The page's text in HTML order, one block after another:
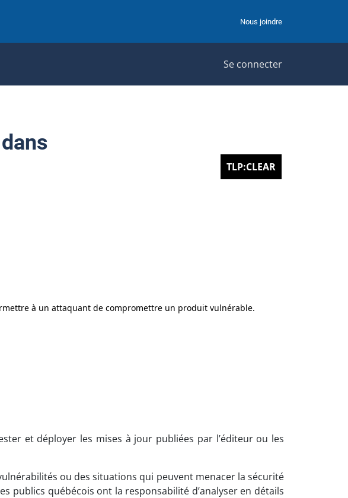
Nous joindre
Se connecter
TLP:CLEAR
à un attaquant de compromettre un produit vulnérable.
et déployer les mises à jour publiées par l’éditeur ou les
ou des situations qui peuvent menacer la sécurité
publics québécois ont la responsabilité d’analyser en détails